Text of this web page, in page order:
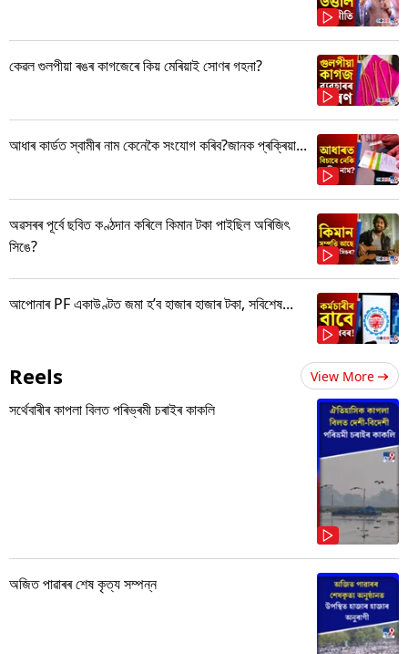
কেৱল গুলপীয়া ৰঙৰ কাগজেৰে কিয় মেৰিয়াই সোণৰ গহনা?
আধাৰ কাৰ্ডত স্বামীৰ নাম কেনেকৈ সংযোগ কৰিব?জানক প্ৰক্ৰিয়া...
অৱসৰৰ পূৰ্বে ছবিত কণ্ঠদান কৰিলে কিমান টকা পাইছিল অৰিজিৎ
সিঙে?
আপোনাৰ PF একাউণ্টত জমা হ’ব হাজাৰ হাজাৰ টকা, সবিশেষ...
Reels View More
সৰ্থেবাৰীৰ কাপলা বিলত পৰিভ্ৰমী চৰাইৰ কাকলি
অজিত পাৱাৰৰ শেষ কৃত্য সম্পন্ন